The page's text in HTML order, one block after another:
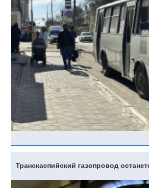
Транскаспийский газопровод